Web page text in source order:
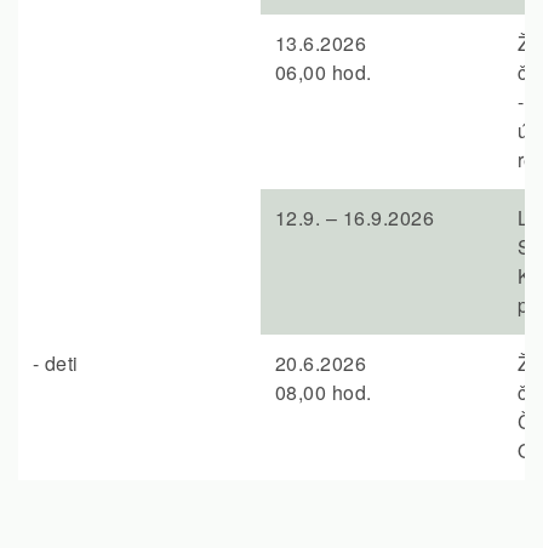
13.6.2026
06,00 hod.
-
12.9. – 16.9.2026
- deti
20.6.2026
08,00 hod.